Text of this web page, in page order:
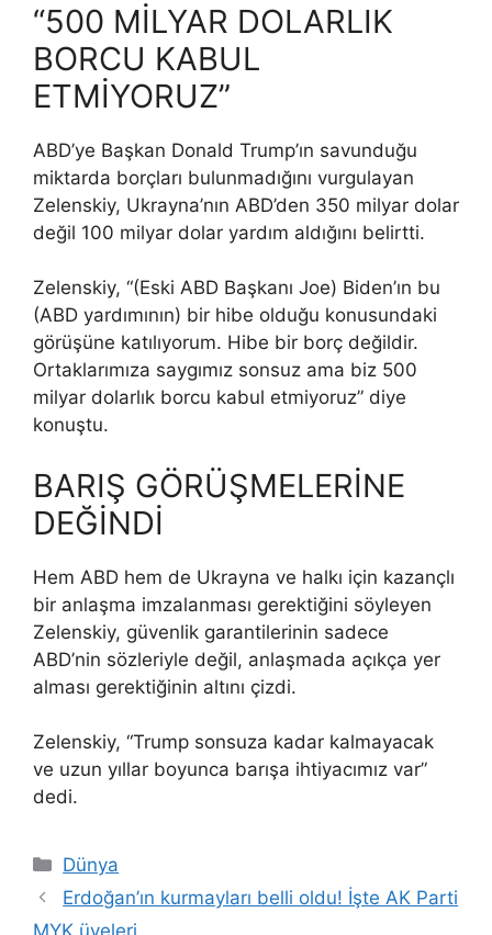
“500 MİLYAR DOLARLIK
BORCU KABUL
ETMİYORUZ”
ABD’ye Başkan Donald Trump’ın savunduğu
miktarda borçları bulunmadığını vurgulayan
Zelenskiy, Ukrayna’nın ABD’den 350 milyar dolar
değil 100 milyar dolar yardım aldığını belirtti.
Zelenskiy, “(Eski ABD Başkanı Joe) Biden’ın bu
(ABD yardımının) bir hibe olduğu konusundaki
görüşüne katılıyorum. Hibe bir borç değildir.
Ortaklarımıza saygımız sonsuz ama biz 500
milyar dolarlık borcu kabul etmiyoruz” diye
konuştu.
BARIŞ GÖRÜŞMELERİNE
DEĞİNDİ
Hem ABD hem de Ukrayna ve halkı için kazançlı
bir anlaşma imzalanması gerektiğini söyleyen
Zelenskiy, güvenlik garantilerinin sadece
ABD’nin sözleriyle değil, anlaşmada açıkça yer
alması gerektiğinin altını çizdi.
Zelenskiy, “Trump sonsuza kadar kalmayacak
ve uzun yıllar boyunca barışa ihtiyacımız var”
dedi.
Kategoriler
Dünya
Erdoğan’ın kurmayları belli oldu! İşte AK Parti